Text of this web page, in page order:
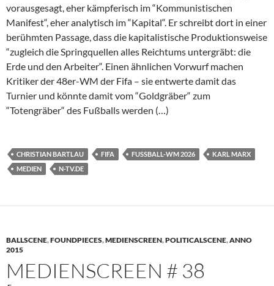
vorausgesagt, eher kämpferisch im “Kommunistischen
Manifest“, eher analytisch im “Kapital“. Er schreibt dort in einer
berühmten Passage, dass die kapitalistische Produktionsweise
“zugleich die Springquellen alles Reichtums untergräbt: die
Erde und den Arbeiter“. Einen ähnlichen Vorwurf machen
Kritiker der 48er-WM der Fifa – sie entwerte damit das
Turnier und könnte damit vom “Goldgräber“ zum
“Totengräber“ des Fußballs werden (…)
CHRISTIAN BARTLAU FIFA FUSSBALL-WM 2026
KARL MARX
MEDIEN
N-TV.DE
BALLSCENE,FOUNDPIECES,MEDIENSCREEN,POLITICALSCENE,ANNO
2015
MEDIENSCREEN # 38